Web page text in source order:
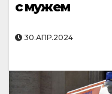
с мужем
30.АПР.2024